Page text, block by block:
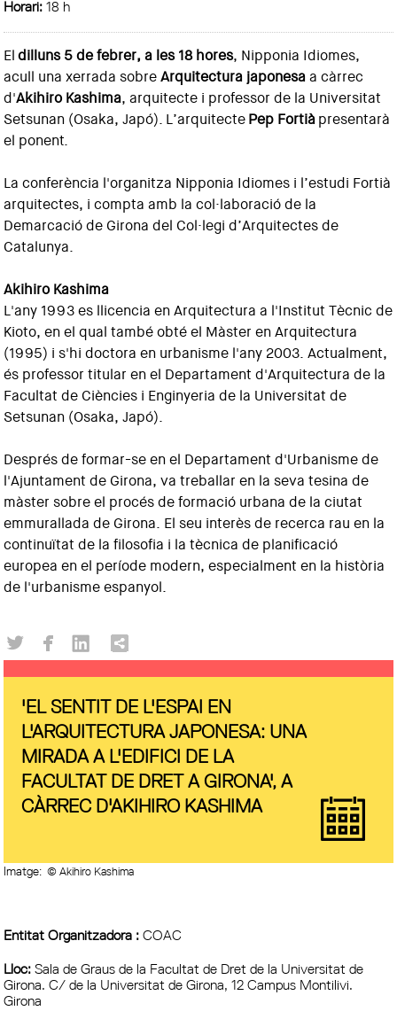
Horari:18 h
Eldilluns 5 de febrer, a les 18 hores, Nipponia Idiomes,
acull una xerrada sobreArquitectura japonesaa càrrec
d'Akihiro Kashima, arquitecte i professor de la Universitat
Setsunan (Osaka, Japó). L’arquitectePep Fortiàpresentarà
el ponent.
La conferència l'organitza Nipponia Idiomes i l’estudi Fortià
arquitectes, i compta amb la col·laboració de la
Demarcació de Girona del Col·legi d’Arquitectes de
Catalunya.
Akihiro Kashima
L'any 1993 es llicencia en Arquitectura a l'Institut Tècnic de
Kioto, en el qual també obté el Màster en Arquitectura
(1995) i s'hi doctora en urbanisme l'any 2003. Actualment,
és professor titular en el Departament d'Arquitectura de la
Facultat de Ciències i Enginyeria de la Universitat de
Setsunan (Osaka, Japó).
Després de formar-se en el Departament d'Urbanisme de
l'Ajuntament de Girona, va treballar en la seva tesina de
màster sobre el procés de formació urbana de la ciutat
emmurallada de Girona. El seu interès de recerca rau en la
continuïtat de la filosofia i la tècnica de planificació
europea en el període modern, especialment en la història
de l'urbanisme espanyol.
'EL SENTIT DE L'ESPAI EN
L'ARQUITECTURA JAPONESA: UNA
MIRADA A L'EDIFICI DE LA
FACULTAT DE DRET A GIRONA', A
CÀRREC D'AKIHIRO KASHIMA
Imatge: © Akihiro Kashima
Entitat Organitzadora :COAC
Lloc:Sala de Graus de la Facultat de Dret de la Universitat de
Girona. C/ de la Universitat de Girona, 12 Campus Montilivi.
Girona